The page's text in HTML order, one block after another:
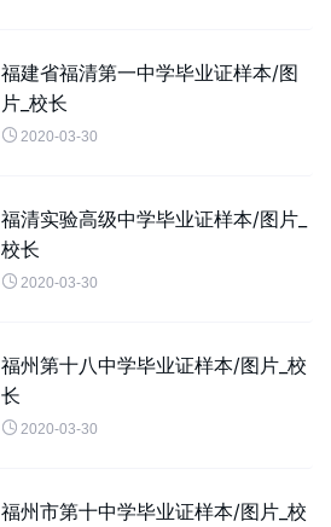
福建省福清第一中学毕业证样本/图
片_校长
 2020-03-30
福清实验高级中学毕业证样本/图片_
校长
 2020-03-30
福州第十八中学毕业证样本/图片_校
长
 2020-03-30
福州市第十中学毕业证样本/图片_校